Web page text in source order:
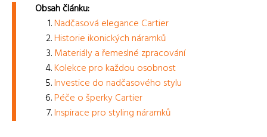
Obsah článku:
Nadčasová elegance Cartier
Historie ikonických náramků
Materiály a řemeslné zpracování
Kolekce pro každou osobnost
Investice do nadčasového stylu
Péče o šperky Cartier
Inspirace pro styling náramků